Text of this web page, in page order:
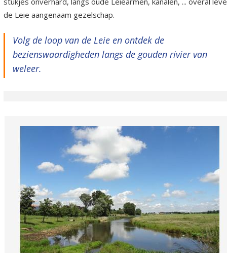
de Leie aangenaam gezelschap.
Volg de loop van de Leie en ontdek de
bezienswaardigheden langs de gouden rivier van
weleer.